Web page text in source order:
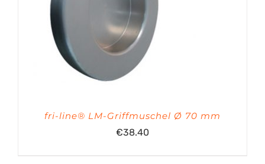
fri-line® LM-Griffmuschel Ø 70 mm
€38.40